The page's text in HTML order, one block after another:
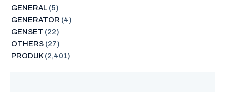
GENERAL(5)
GENERATOR (4)
GENSET (22)
OTHERS(27)
PRODUK(2,401)